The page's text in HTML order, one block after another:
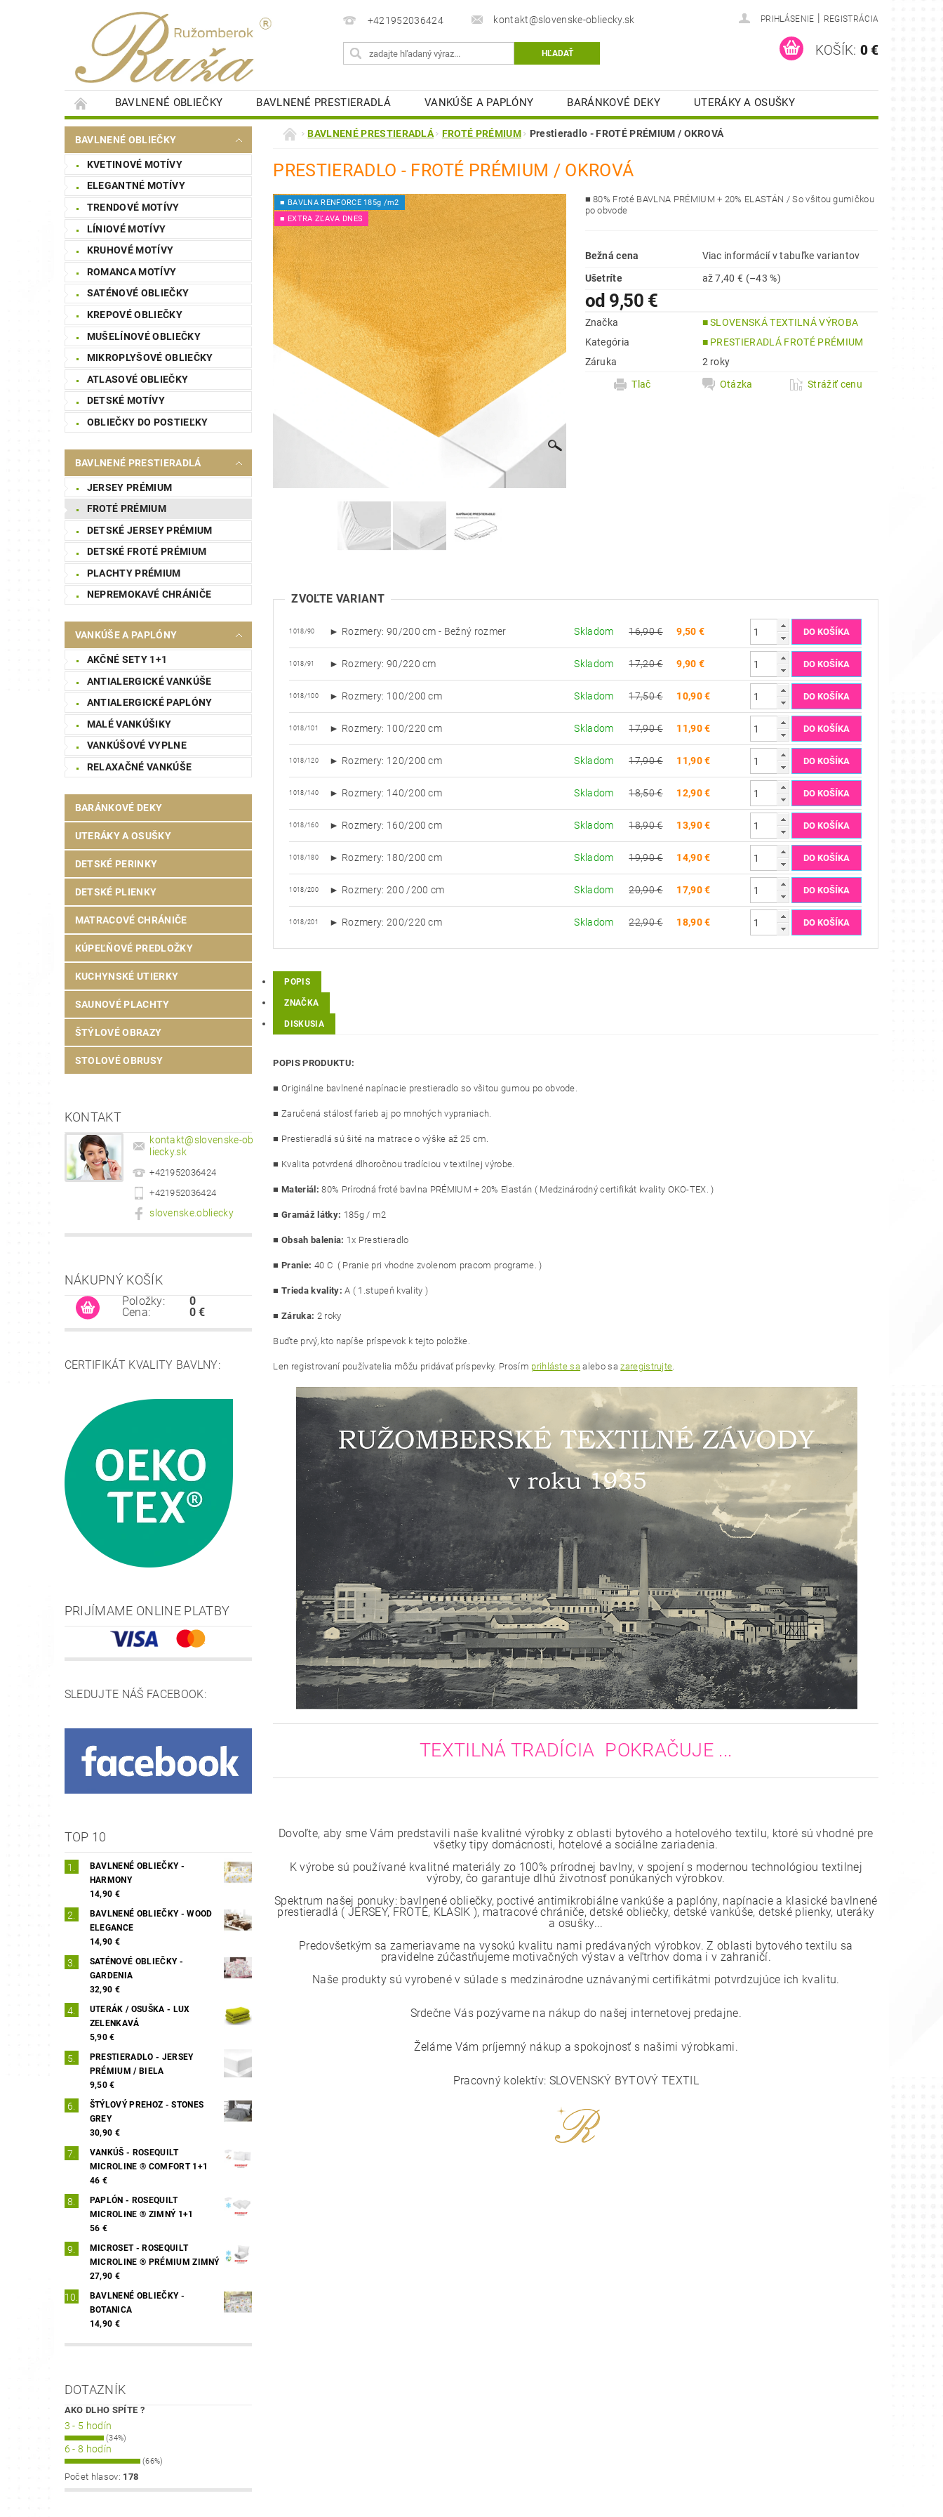
+421952036424 kontakt@slovenske-obliecky.sk PRIHLÁSENIE | REGISTRÁCIA
KOŠÍK: 0 €
BAVLNENÉ OBLIEČKY BAVLNENÉ PRESTIERADLÁ VANKÚŠE A PAPLÓNY BARÁNKOVÉ DEKY
UTERÁKY A OSUŠKY
DETSKÉ PERINKY
DETSKÉ PLIENKY MATRACOVÉ CHRÁNIČE KÚPEĽŇOVÉ PREDLOŽKY
KUCHYNSKÉ UTIERKY
SAUNOVÉ PLACHTY
ŠTÝLOVÉ OBRAZY
NÁKUPNÁ SÚŤAŽ
STAROSTLIVOSŤ O BIELIZEŇ
BAVLNENÉ OBLIEČKY
KVETINOVÉ MOTÍVY
ELEGANTNÉ MOTÍVY
TRENDOVÉ MOTÍVY
LÍNIOVÉ MOTÍVY
KRUHOVÉ MOTÍVY
ROMANCA MOTÍVY
SATÉNOVÉ OBLIEČKY
KREPOVÉ OBLIEČKY
MUŠELÍNOVÉ OBLIEČKY
MIKROPLYŠOVÉ OBLIEČKY
ATLASOVÉ OBLIEČKY
DETSKÉ MOTÍVY
OBLIEČKY DO POSTIEĽKY
BAVLNENÉ PRESTIERADLÁ
JERSEY PRÉMIUM
FROTÉ PRÉMIUM
DETSKÉ JERSEY PRÉMIUM
DETSKÉ FROTÉ PRÉMIUM
PLACHTY PRÉMIUM
NEPREMOKAVÉ CHRÁNIČE
VANKÚŠE A PAPLÓNY
AKČNÉ SETY 1+1
ANTIALERGICKÉ VANKÚŠE
ANTIALERGICKÉ PAPLÓNY
MALÉ VANKÚŠIKY
VANKÚŠOVÉ VYPLNE
RELAXAČNÉ VANKÚŠE
BARÁNKOVÉ DEKY
UTERÁKY A OSUŠKY
DETSKÉ PERINKY
DETSKÉ PLIENKY
MATRACOVÉ CHRÁNIČE
KÚPEĽŇOVÉ PREDLOŽKY
KUCHYNSKÉ UTIERKY
SAUNOVÉ PLACHTY
ŠTÝLOVÉ OBRAZY
STOLOVÉ OBRUSY
KONTAKT
kontakt@slovenske-ob
liecky.sk
+421952036424
+421952036424
slovenske.obliecky
NÁKUPNÝ KOŠÍK
Položky:
Cena:
0
0 €
CERTIFIKÁT KVALITY BAVLNY:
PRIJÍMAME ONLINE PLATBY
SLEDUJTE NÁŠ FACEBOOK:
TOP 10
BAVLNENÉ OBLIEČKY -
HARMONY
14,90 €
BAVLNENÉ OBLIEČKY - WOOD
ELEGANCE
14,90 €
SATÉNOVÉ OBLIEČKY -
GARDENIA
32,90 €
UTERÁK / OSUŠKA - LUX
ZELENKAVÁ
5,90 €
PRESTIERADLO - JERSEY
PRÉMIUM / BIELA
9,50 €
ŠTÝLOVÝ PREHOZ - STONES
GREY
30,90 €
VANKÚŠ - ROSEQUILT
MICROLINE ® COMFORT 1+1
46 €
PAPLÓN - ROSEQUILT
MICROLINE ® ZIMNÝ 1+1
56 €
MICROSET - ROSEQUILT
MICROLINE ® PRÉMIUM ZIMNÝ
27,90 €
BAVLNENÉ OBLIEČKY -
BOTANICA
14,90 €
DOTAZNÍK
AKO DLHO SPÍTE ?
3 - 5 hodín
(34%)
6 - 8 hodín
(66%)
Počet hlasov: 178
BAVLNENÉ PRESTIERADLÁ FROTÉ PRÉMIUM Prestieradlo - FROTÉ PRÉMIUM / OKROVÁ
PRESTIERADLO - FROTÉ PRÉMIUM / OKROVÁ
■ BAVLNA RENFORCE 185g /m2
■ EXTRA ZĽAVA DNES
■ 80% Froté BAVLNA PRÉMIUM + 20% ELASTÁN / So všitou gumičkou
po obvode
Bežná cena
Viac informácií v tabuľke variantov
Ušetríte
až7,40 € (–43 %)
od 9,50 €
Značka
■ SLOVENSKÁ TEXTILNÁ VÝROBA
Kategória
■ PRESTIERADLÁ FROTÉ PRÉMIUM
Záruka
2 roky
Tlač
Otázka Strážiť cenu
ZVOĽTE VARIANT
1018/90 ► Rozmery: 90/200 cm - Bežný rozmer Skladom 16,90 € 9,50 €
1018/91 ► Rozmery: 90/220 cm Skladom 17,20 € 9,90 €
1018/100 ► Rozmery: 100/200 cm Skladom 17,50 € 10,90 €
1018/101 ► Rozmery: 100/220 cm Skladom 17,90 € 11,90 €
1018/120 ► Rozmery: 120/200 cm Skladom 17,90 € 11,90 €
1018/140 ► Rozmery: 140/200 cm Skladom 18,50 € 12,90 €
1018/160 ► Rozmery: 160/200 cm Skladom 18,90 € 13,90 €
1018/180 ► Rozmery: 180/200 cm Skladom 19,90 € 14,90 €
1018/200 ► Rozmery: 200 /200 cm Skladom 20,90 € 17,90 €
1018/201 ► Rozmery: 200/220 cm Skladom 22,90 € 18,90 €
POPIS
ZNAČKA
DISKUSIA
POPIS PRODUKTU:
■ Originálne bavlnené napínacie prestieradlo so všitou gumou po obvode.
■ Zaručená stálosť farieb aj po mnohých vypraniach.
■ Prestieradlá sú šité na matrace o výške až 25 cm.
■ Kvalita potvrdená dlhoročnou tradíciou v textilnej výrobe.
■ Materiál: 80% Prírodná froté bavlna PRÉMIUM + 20% Elastán ( Medzinárodný certifikát kvality OKO-TEX. )
■ Gramáž látky: 185g / m2
■ Obsah balenia: 1x Prestieradlo
■ Pranie: 40 C ( Pranie pri vhodne zvolenom pracom programe. )
■ Trieda kvality: A ( 1.stupeň kvality )
■ Záruka: 2 roky
Buďte prvý, kto napíše príspevok k tejto položke.
Len registrovaní používatelia môžu pridávať príspevky. Prosím prihláste sa alebo sazaregistrujte.
TEXTILNÁ TRADÍCIA POKRAČUJE ...
Dovoľte, aby sme Vám predstavili naše kvalitné výrobky z oblasti bytového a hotelového textilu, ktoré sú vhodné pre
všetky tipy domácnosti, hotelové a sociálne zariadenia.
K výrobe sú používané kvalitné materiály zo 100% prírodnej bavlny, v spojení s modernou technológiou textilnej
výroby, čo garantuje dlhú životnosť ponúkaných výrobkov.
Spektrum našej ponuky: bavlnené obliečky, poctivé antimikrobiálne vankúše a paplóny, napínacie a klasické bavlnené
prestieradlá ( JERSEY, FROTÉ, KLASIK ), matracové chrániče, detské obliečky, detské vankúše, detské plienky, uteráky
a osušky...
Predovšetkým sa zameriavame na vysokú kvalitu nami predávaných výrobkov. Z oblasti bytového textilu sa
pravidelne zúčastňujeme motivačných výstav a veľtrhov doma i v zahraničí.
Naše produkty sú vyrobené v súlade s medzinárodne uznávanými certifikátmi potvrdzujúce ich kvalitu.
Srdečne Vás pozývame na nákup do našej internetovej predajne.
Želáme Vám príjemný nákup a spokojnosť s našimi výrobkami.
Pracovný kolektív: SLOVENSKÝ BYTOVÝ TEXTIL